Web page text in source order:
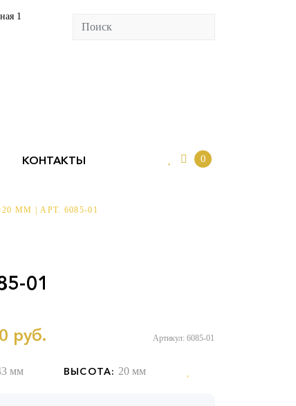
1
КОНТАКТЫ 0
ММ | АРТ. 6085-01
01
руб. Артикул: 6085-01
мм ВЫСОТА: 20 мм